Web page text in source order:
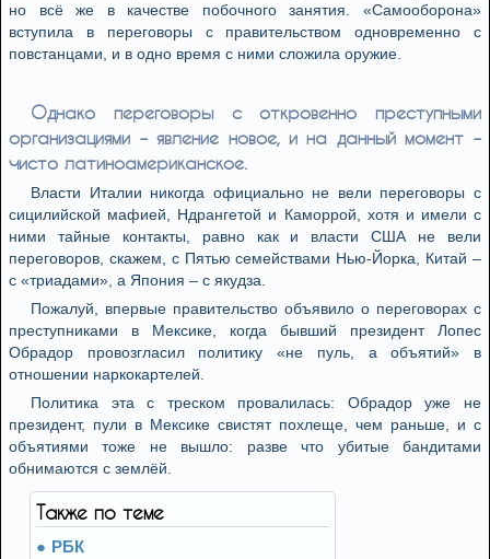
но всё же в качестве побочного занятия. «Самооборона»
вступила в переговоры с правительством одновременно с
повстанцами, и в одно время с ними сложила оружие.
Однако переговоры с откровенно преступными
организациями – явление новое, и на данный момент –
чисто латиноамериканское.
Власти Италии никогда официально не вели переговоры с
сицилийской мафией, Ндрангетой и Каморрой, хотя и имели с
ними тайные контакты, равно как и власти США не вели
переговоров, скажем, с Пятью семействами Нью-Йорка, Китай –
с «триадами», а Япония – с якудза.
Пожалуй, впервые правительство объявило о переговорах с
преступниками в Мексике, когда бывший президент Лопес
Обрадор провозгласил политику «не пуль, а объятий» в
отношении наркокартелей.
Политика эта с треском провалилась: Обрадор уже не
президент, пули в Мексике свистят похлеще, чем раньше, и с
объятиями тоже не вышло: разве что убитые бандитами
обнимаются с землёй.
Также по теме
РБК